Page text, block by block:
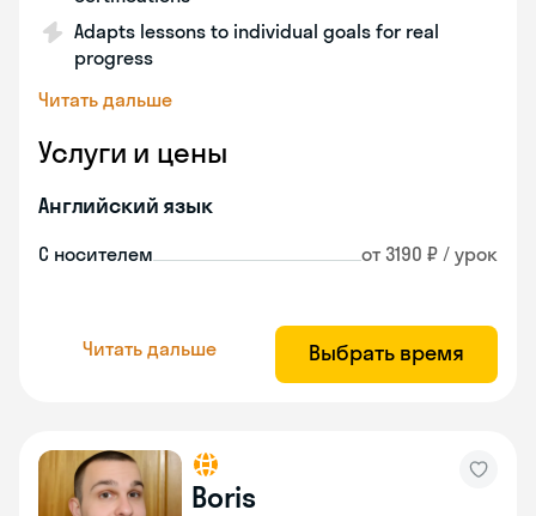
Adapts lessons to individual goals for real
progress
Читать дальше
Услуги и цены
Английский язык
С носителем от 3190 ₽ / урок
Читать дальше Выбрать время
Boris